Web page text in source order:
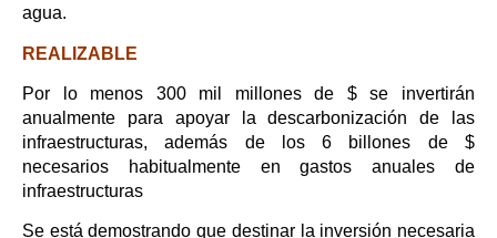
agua.
REALIZABLE
Por lo menos 300 mil millones de $ se invertirán
anualmente para apoyar la descarbonización de las
infraestructuras, además de los 6 billones de $
necesarios habitualmente en gastos anuales de
infraestructuras
Se está demostrando que destinar la inversión necesaria